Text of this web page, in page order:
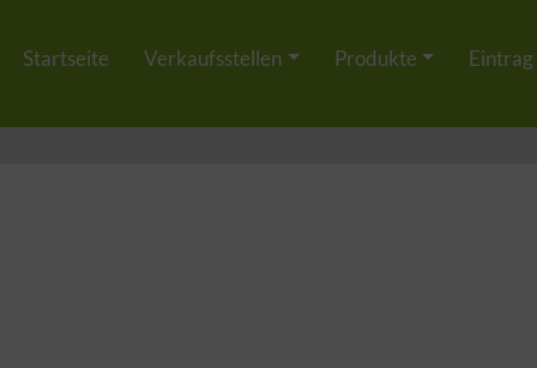
Startseite Verkaufsstellen Produkte Eintrag